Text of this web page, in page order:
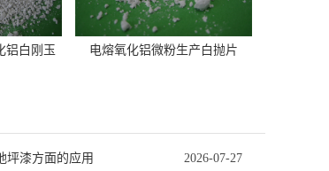
铝白刚玉
电熔氧化铝微粉生产白抛片
坪漆方面的应用 2026-07-27